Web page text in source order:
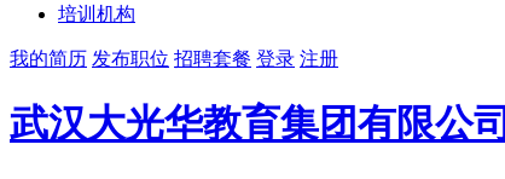
培训机构
我的简历 发布职位 招聘套餐 登录 注册
武汉大光华教育集团有限公司